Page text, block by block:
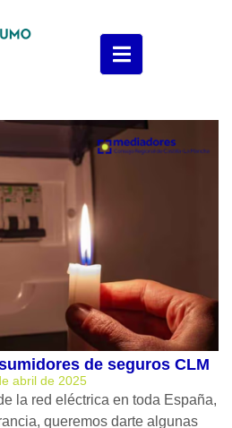
de seguros CLM
abril de 2025
la red eléctrica en toda España,
queremos darte algunas